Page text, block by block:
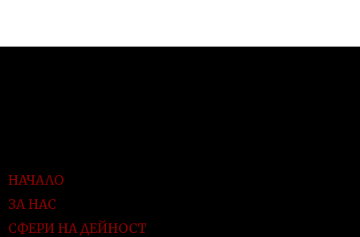
НАЧАЛО
ЗА НАС
СФЕРИ НА ДЕЙНОСТ